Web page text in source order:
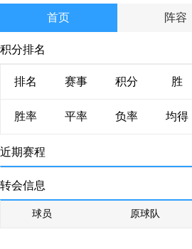
首页 阵容
积分排名
排名 赛事 积分 胜
胜率 平率 负率 均得
近期赛程
转会信息
球员 原球队